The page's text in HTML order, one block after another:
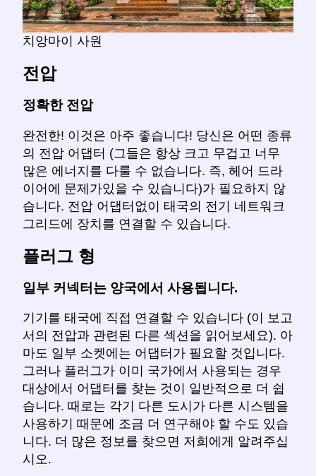
치앙마이 사원
전압
정확한 전압
완전한! 이것은 아주 좋습니다! 당신은 어떤 종류
의 전압 어댑터 (그들은 항상 크고 무겁고 너무
많은 에너지를 다룰 수 없습니다. 즉, 헤어 드라
이어에 문제가있을 수 있습니다)가 필요하지 않
습니다. 전압 어댑터없이 태국의 전기 네트워크
그리드에 장치를 연결할 수 있습니다.
플러그 형
일부 커넥터는 양국에서 사용됩니다.
기기를 태국에 직접 연결할 수 있습니다 (이 보고
서의 전압과 관련된 다른 섹션을 읽어보세요). 아
마도 일부 소켓에는 어댑터가 필요할 것입니다.
그러나 플러그가 이미 국가에서 사용되는 경우
대상에서 어댑터를 찾는 것이 일반적으로 더 쉽
습니다. 때로는 각기 다른 도시가 다른 시스템을
사용하기 때문에 조금 더 연구해야 할 수도 있습
니다. 더 많은 정보를 찾으면 저희에게 알려주십
시오.